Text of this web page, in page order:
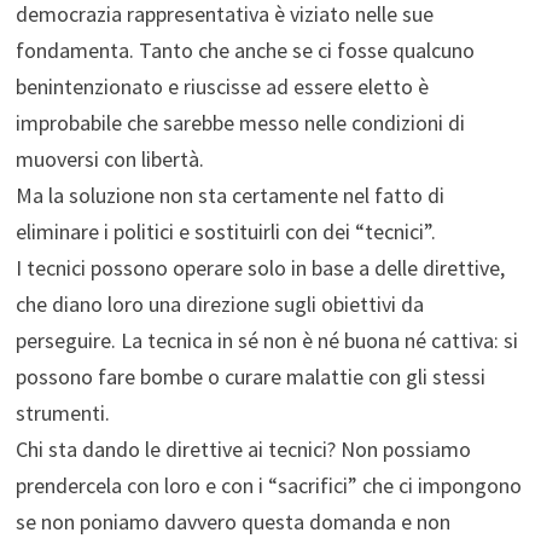
democrazia rappresentativa è viziato nelle sue
fondamenta. Tanto che anche se ci fosse qualcuno
benintenzionato e riuscisse ad essere eletto è
improbabile che sarebbe messo nelle condizioni di
muoversi con libertà.
Ma la soluzione non sta certamente nel fatto di
eliminare i politici e sostituirli con dei “tecnici”.
I tecnici possono operare solo in base a delle direttive,
che diano loro una direzione sugli obiettivi da
perseguire. La tecnica in sé non è né buona né cattiva: si
possono fare bombe o curare malattie con gli stessi
strumenti.
Chi sta dando le direttive ai tecnici? Non possiamo
prendercela con loro e con i “sacrifici” che ci impongono
se non poniamo davvero questa domanda e non